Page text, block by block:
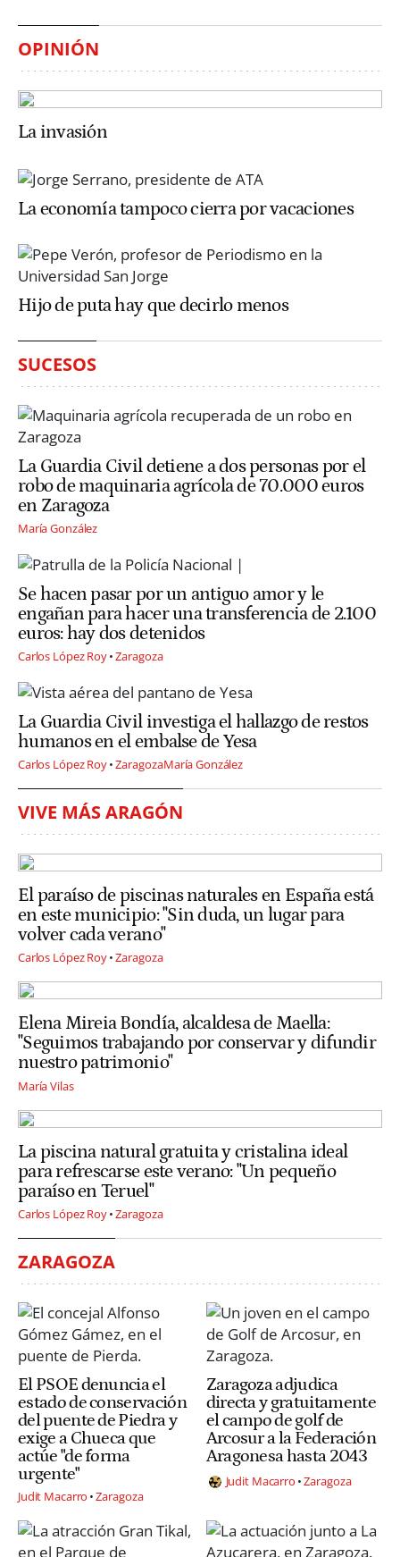
OPINIÓN
La invasión
La economía tampoco cierra por vacaciones
Hijo de puta hay que decirlo menos
SUCESOS
La Guardia Civil detiene a dos personas por el
robo de maquinaria agrícola de 70.000 euros
en Zaragoza
María González
Se hacen pasar por un antiguo amor y le
engañan para hacer una transferencia de 2.100
euros: hay dos detenidos
Carlos López Roy Zaragoza
La Guardia Civil investiga el hallazgo de restos
humanos en el embalse de Yesa
Carlos López Roy ZaragozaMaría González
VIVE MÁS ARAGÓN
El paraíso de piscinas naturales en España está
en este municipio: "Sin duda, un lugar para
volver cada verano"
Carlos López Roy Zaragoza
Elena Mireia Bondía, alcaldesa de Maella:
"Seguimos trabajando por conservar y difundir
nuestro patrimonio"
María Vilas
La piscina natural gratuita y cristalina ideal
para refrescarse este verano: "Un pequeño
paraíso en Teruel"
Carlos López Roy Zaragoza
ZARAGOZA
El PSOE denuncia el
estado de conservación
del puente de Piedra y
exige a Chueca que
actúe "de forma
urgente"
Judit Macarro Zaragoza
Zaragoza adjudica
directa y gratuitamente
el campo de golf de
Arcosur a la Federación
Aragonesa hasta 2043
Judit Macarro Zaragoza